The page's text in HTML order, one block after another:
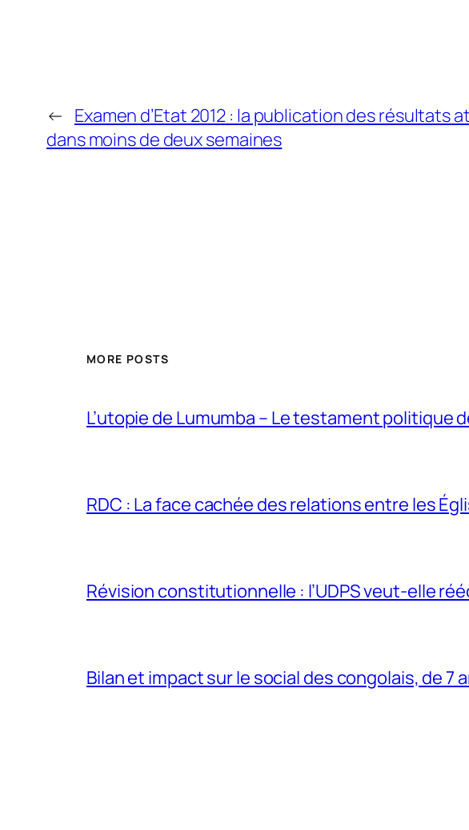
← Examen d’Etat 2012 : la publication des résultats
dans moins de deux semaines
MORE POSTS
L’utopie de Lumumba – Le testament
RDC : La face cachée des relations entre les
Révision constitutionnelle : l’UDPS veut-elle
Bilan et impact sur le social des congolais, de 7